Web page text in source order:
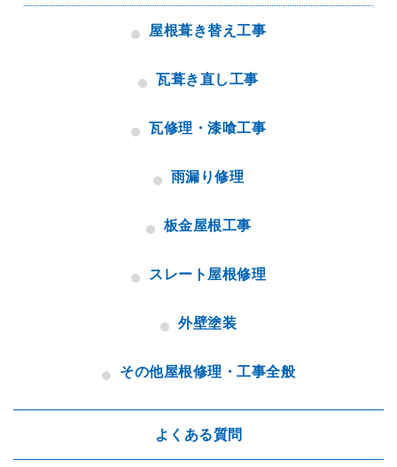
屋根葺き替え工事
瓦葺き直し工事
瓦修理・漆喰工事
雨漏り修理
板金屋根工事
スレート屋根修理
外壁塗装
その他屋根修理・工事全般
よくある質問